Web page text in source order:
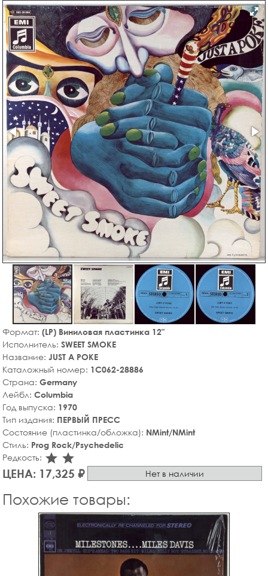
Формат: (LP) Виниловая пластинка 12"
Исполнитель: SWEET SMOKE
Название: JUST A POKE
Каталожный номер: 1C062-28886
Страна: Germany
Лейбл: Columbia
Год выпуска: 1970
Тип издания: ПЕРВЫЙ ПРЕСС
Состояние (пластинка/обложка): NMint/NMint
Стиль: Prog Rock/Psychedelic
Редкость: star_rate
star_rate
ЦЕНА: 17,325 ₽ Нет в наличии
Похожие товары: